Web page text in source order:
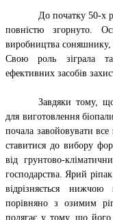
До початку 50-х
повністю згорнуто.
виробництва соняшнику,
Свою роль зіграла
ефективних засобів
Завдяки тому,
для виготовлення
почала завойовувати
ставитися до вибору
від грунтово-
господарства. Ярий
відрізняється
порівняно з озимим
полягає у тому, що